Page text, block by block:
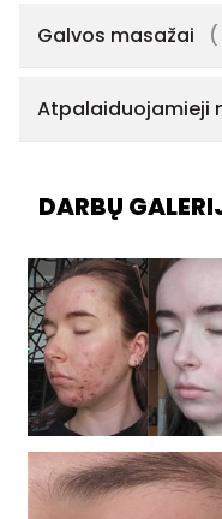
Galvos masažai (
Atpalaiduojamieji
DARBŲ